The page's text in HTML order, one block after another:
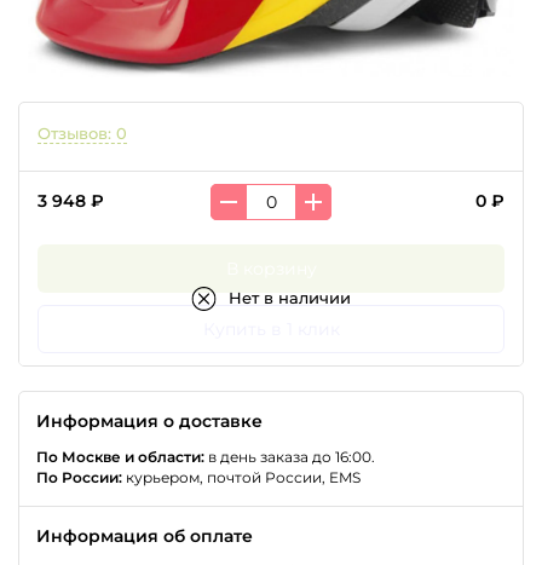
Отзывов: 0
3 948 ₽ 0 ₽
Нет в наличии
Информация о доставке
По Москве и области: в день заказа до 16:00.
По России: курьером, почтой России, EMS
Информация об оплате